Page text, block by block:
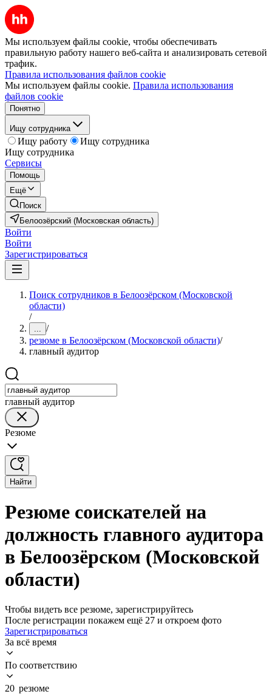
Мы используем файлы cookie, чтобы обеспечивать
правильную работу нашего веб-сайта и анализировать сетевой
трафик.
Правила использования файлов cookie
Мы используем файлы cookie. Правила использования
файлов cookie
Понятно
Ищу сотрудника
Ищу работу
Ищу сотрудника
Ищу сотрудника
Сервисы
Помощь
Ещё
Поиск
Белоозёрский (Московская область)
Войти
Войти
Зарегистрироваться
Поиск сотрудников в Белоозёрском (Московской
области)
/
... /
резюме в Белоозёрском (Московской области)/
главный аудитор
главный аудитор
Резюме
Найти
Резюме соискателей на
должность главного аудитора
в Белоозёрском (Московской
области)
Чтобы видеть все резюме, зарегистрируйтесь
После регистрации покажем ещё 27 и откроем фото
Зарегистрироваться
За всё время
По соответствию
20 резюме